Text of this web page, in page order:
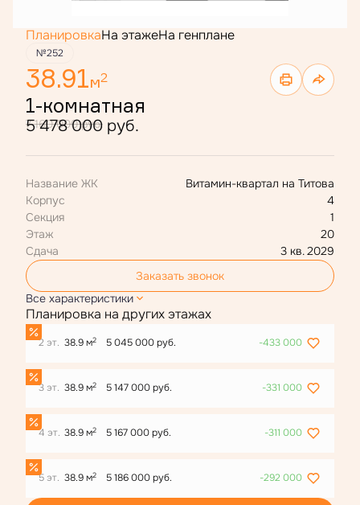
ПланировкаНа этажеНа генплане
№252
38.91м2
1-комнатная
7 160 000 руб.
5 478 000 руб.
Название ЖК
Витамин-квартал на Титова
Корпус
4
Секция
1
Этаж
20
Сдача
3 кв. 2029
Заказать звонок
Все характеристики
Планировка на других этажах
2 эт. 38.9 м2 5 045 000 руб. -433 000
3 эт. 38.9 м2 5 147 000 руб. -331 000
4 эт. 38.9 м2 5 167 000 руб. -311 000
5 эт. 38.9 м2 5 186 000 руб. -292 000